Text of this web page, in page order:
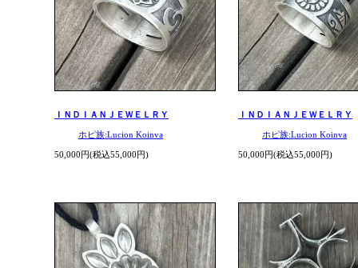
ＩＮＤＩＡＮＪＥＷＥＬＲＹ
ホピ族:Lucion Koinva
50,000円(税込55,000円)
ＩＮＤＩＡＮＪＥＷＥＬＲＹ
ホピ族:Lucion Koinva
50,000円(税込55,000円)